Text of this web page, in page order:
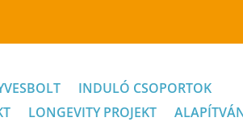
INDULÓ CSOPORTOK
LONGEVITY PROJEKT